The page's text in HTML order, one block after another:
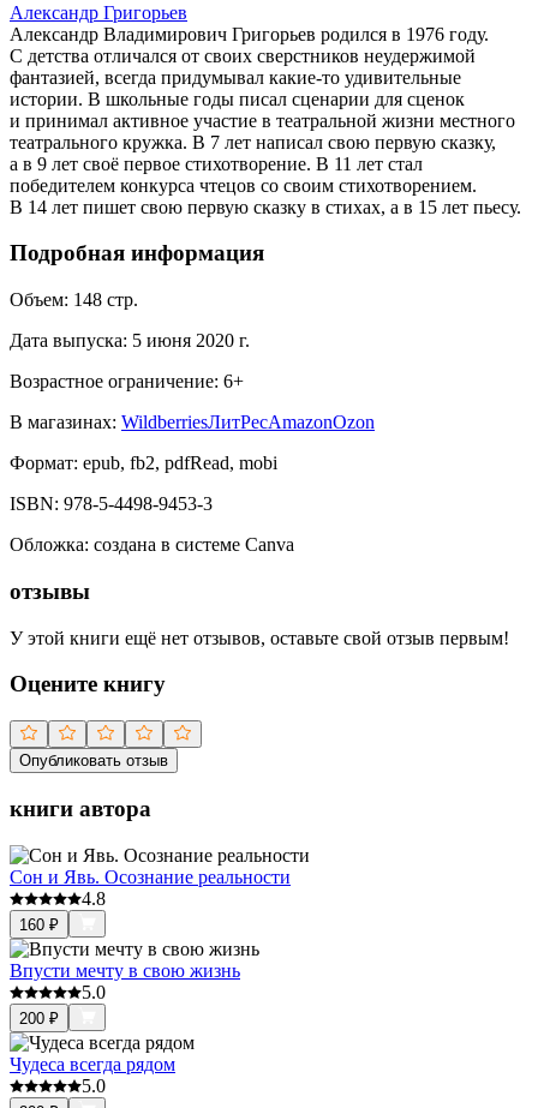
Александр Григорьев
Александр Владимирович Григорьев родился в 1976 году.
С детства отличался от своих сверстников неудержимой
фантазией, всегда придумывал какие-то удивительные
истории. В школьные годы писал сценарии для сценок
и принимал активное участие в театральной жизни местного
театрального кружка. В 7 лет написал свою первую сказку,
а в 9 лет своё первое стихотворение. В 11 лет стал
победителем конкурса чтецов со своим стихотворением.
В 14 лет пишет свою первую сказку в стихах, а в 15 лет пьесу.
Подробная информация
Объем: 148 стр.
Дата выпуска: 5 июня 2020 г.
Возрастное ограничение: 6+
В магазинах: WildberriesЛитРесAmazonOzon
Формат: epub, fb2, pdfRead, mobi
ISBN: 978-5-4498-9453-3
Обложка: создана в системе Canva
отзывы
У этой книги ещё нет отзывов, оставьте свой отзыв первым!
Оцените книгу
Опубликовать отзыв
книги автора
Сон и Явь. Осознание реальности
4.8
160 ₽
Впусти мечту в свою жизнь
5.0
200 ₽
Чудеса всегда рядом
5.0